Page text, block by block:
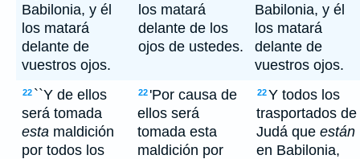
Babilonia, y él
los matará
delante de
vuestros ojos.
los matará
delante de los
ojos de ustedes.
Babilonia, y él
los matará
delante de
vuestros ojos.
22 ``Y de ellos
será tomada
esta maldición
por todos los
22 'Por causa de
ellos será
tomada esta
maldición por
22Y todos los
trasportados de
Judá que están
en Babilonia,